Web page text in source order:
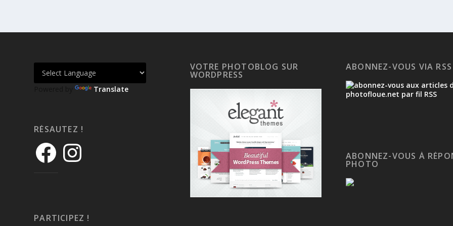
Powered by Translate
RÉSAUTEZ !
PARTICIPEZ !
VOTRE PHOTOBLOG SUR
WORDPRESS
ABONNEZ-VOUS VIA RSS
ABONNEZ-VOUS À
PHOTO